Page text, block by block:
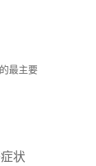
最主要
状